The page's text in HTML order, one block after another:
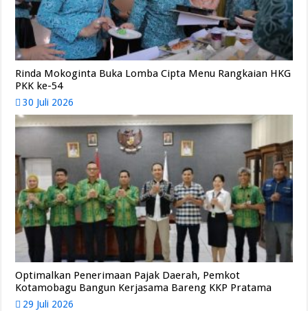
Rinda Mokoginta Buka Lomba Cipta Menu Rangkaian HKG
PKK ke-54
30 Juli 2026
Optimalkan Penerimaan Pajak Daerah, Pemkot
Kotamobagu Bangun Kerjasama Bareng KKP Pratama
29 Juli 2026